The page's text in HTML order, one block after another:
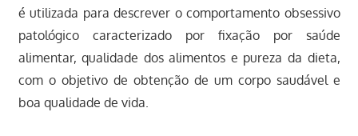
é utilizada para descrever o comportamento obsessivo
patológico caracterizado por fixação por saúde
alimentar, qualidade dos alimentos e pureza da dieta,
com o objetivo de obtenção de um corpo saudável e
boa qualidade de vida.